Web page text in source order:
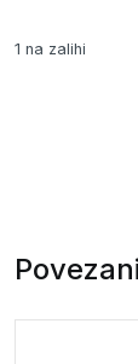
1 na zalihi